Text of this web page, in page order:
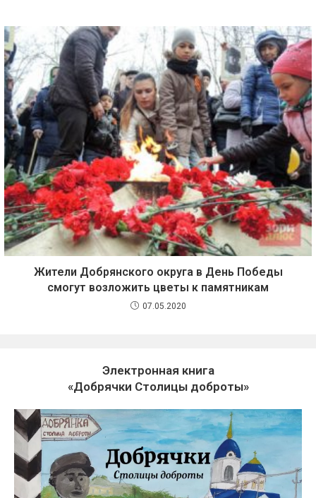
Жители Добрянского округа в День Победы
смогут возложить цветы к памятникам
07.05.2020
Электронная книга
«Добрячки Столицы доброты»